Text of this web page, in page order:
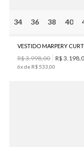
34 36 38 40
R$3.998,00 R$ 3.198,
6x de R$ 533 00